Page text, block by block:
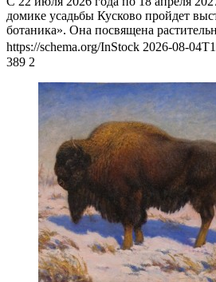
домике усадьбы Кусково пройдет
ботаника». Она посвящена
https://schema.org/InStock 2026-08-
389 2